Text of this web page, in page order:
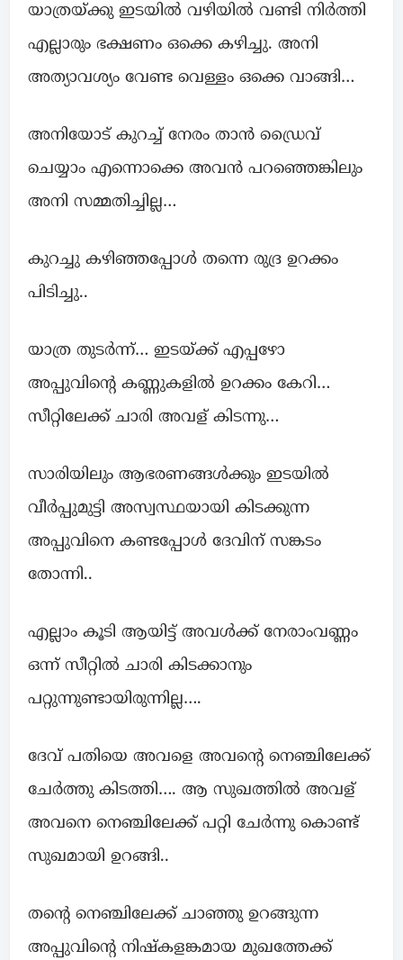
യാത്രയ്ക്കു ഇടയില്‍ വഴിയില്‍ വണ്ടി നിർത്തി
എല്ലാരും ഭക്ഷണം ഒക്കെ കഴിച്ചു. അനി
അത്യാവശ്യം വേണ്ട വെള്ളം ഒക്കെ വാങ്ങി…
അനിയോട് കുറച്ച് നേരം താന്‍ ഡ്രൈവ്
ചെയ്യാം എന്നൊക്കെ അവന്‍ പറഞ്ഞെങ്കിലും
അനി സമ്മതിച്ചില്ല…
കുറച്ചു കഴിഞ്ഞപ്പോൾ തന്നെ രുദ്ര ഉറക്കം
പിടിച്ചു..
യാത്ര തുടർന്ന്… ഇടയ്ക്ക് എപ്പഴോ
അപ്പുവിന്റെ കണ്ണുകളില്‍ ഉറക്കം കേറി…
സീറ്റിലേക്ക് ചാരി അവള് കിടന്നു…
സാരിയിലും ആഭരണങ്ങൾക്കും ഇടയില്‍
വീര്‍പ്പുമുട്ടി അസ്വസ്ഥയായി കിടക്കുന്ന
അപ്പുവിനെ കണ്ടപ്പോള്‍ ദേവിന് സങ്കടം
തോന്നി..
എല്ലാം കൂടി ആയിട്ട് അവള്‍ക്ക് നേരാംവണ്ണം
ഒന്ന് സീറ്റില്‍ ചാരി കിടക്കാനും
പറ്റുന്നുണ്ടായിരുന്നില്ല….
ദേവ് പതിയെ അവളെ അവന്റെ നെഞ്ചിലേക്ക്
ചേര്‍ത്തു കിടത്തി…. ആ സുഖത്തില്‍ അവള്
അവനെ നെഞ്ചിലേക്ക് പറ്റി ചേര്‍ന്നു കൊണ്ട്
സുഖമായി ഉറങ്ങി..
തന്റെ നെഞ്ചിലേക്ക് ചാഞ്ഞു ഉറങ്ങുന്ന
അപ്പുവിന്റെ നിഷ്കളങ്കമായ മുഖത്തേക്ക്